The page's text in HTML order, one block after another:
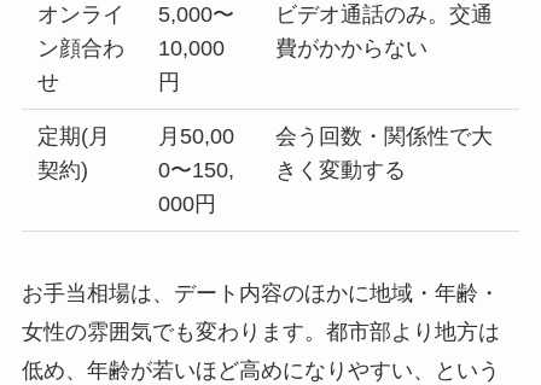
オンライ
ン顔合わ
せ
5,000〜
10,000
円
ビデオ通話のみ。交通
費がかからない
定期(月
契約)
月50,00
0〜150,
000円
会う回数・関係性で大
きく変動する
お手当相場は、デート内容のほかに地域・年齢・
女性の雰囲気でも変わります。都市部より地方は
低め、年齢が若いほど高めになりやすい、という